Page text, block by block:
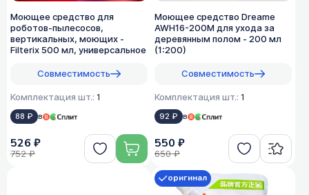
Моющее средство для
роботов-пылесосов,
вертикальных, моющих -
Filterix 500 мл, универсальное
Совместимость
Комплектация шт.: 1
88 ₽ в
526 ₽
752 ₽
Моющее средство Dreame
AWH16-200M для ухода за
деревянным полом - 200 мл
(1:200)
Совместимость
Комплектация шт.: 1
92 ₽ в
550 ₽
650 ₽
оригинал